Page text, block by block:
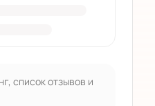
список отзывов и